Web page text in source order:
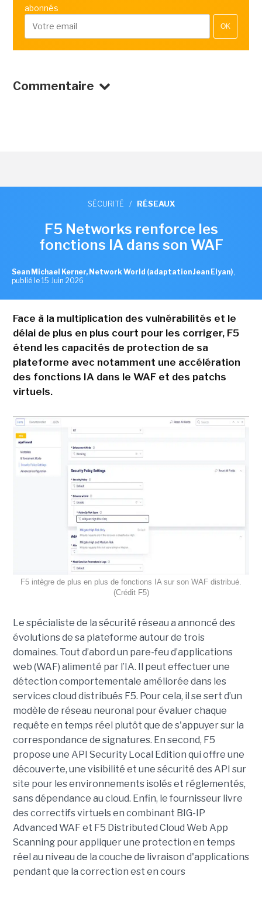
abonnés
OK
Commentaire
SÉCURITÉ / RÉSEAUX
F5 Networks renforce les
fonctions IA dans son WAF
Sean Michael Kerner, Network World (adaptation Jean Elyan) ,
publié le 15 Juin 2026
Face à la multiplication des vulnérabilités et le
délai de plus en plus court pour les corriger, F5
étend les capacités de protection de sa
plateforme avec notamment une accélération
des fonctions IA dans le WAF et des patchs
virtuels.
F5 intègre de plus en plus de fonctions IA sur son WAF distribué.
(Crédit F5)
Le spécialiste de la sécurité réseau a annoncé des
évolutions de sa plateforme autour de trois
domaines. Tout d’abord un pare-feu d’applications
web (WAF) alimenté par l’IA. Il peut effectuer une
détection comportementale améliorée dans les
services cloud distribués F5. Pour cela, il se sert d’un
modèle de réseau neuronal pour évaluer chaque
requête en temps réel plutôt que de s'appuyer sur la
correspondance de signatures. En second, F5
propose une API Security Local Edition qui offre une
découverte, une visibilité et une sécurité des API sur
site pour les environnements isolés et réglementés,
sans dépendance au cloud. Enfin, le fournisseur livre
des correctifs virtuels en combinant BIG-IP
Advanced WAF et F5 Distributed Cloud Web App
Scanning pour appliquer une protection en temps
réel au niveau de la couche de livraison d'applications
pendant que la correction est en cours